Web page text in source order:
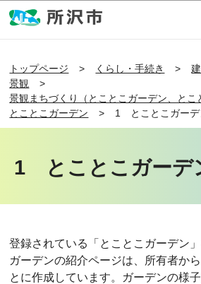
トップページ くらし・手続き
景観
景観まちづくり（とことこガーデン、とこ
とことこガーデン
1 とことこガーデ
1 とことこガーデ
登録されている「とことこガーデン
ガーデンの紹介ページは、所有者か
とに作成しています。ガーデンの様